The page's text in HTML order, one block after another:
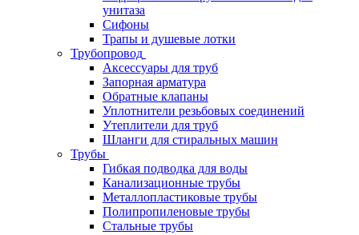
унитаза
Сифоны
Трапы и душевые лотки
Трубопровод
Аксессуары для труб
Запорная арматура
Обратные клапаны
Уплотнители резьбовых соединений
Утеплители для труб
Шланги для стиральных машин
Трубы
Гибкая подводка для воды
Канализационные трубы
Металлопластиковые трубы
Полипропиленовые трубы
Стальные трубы